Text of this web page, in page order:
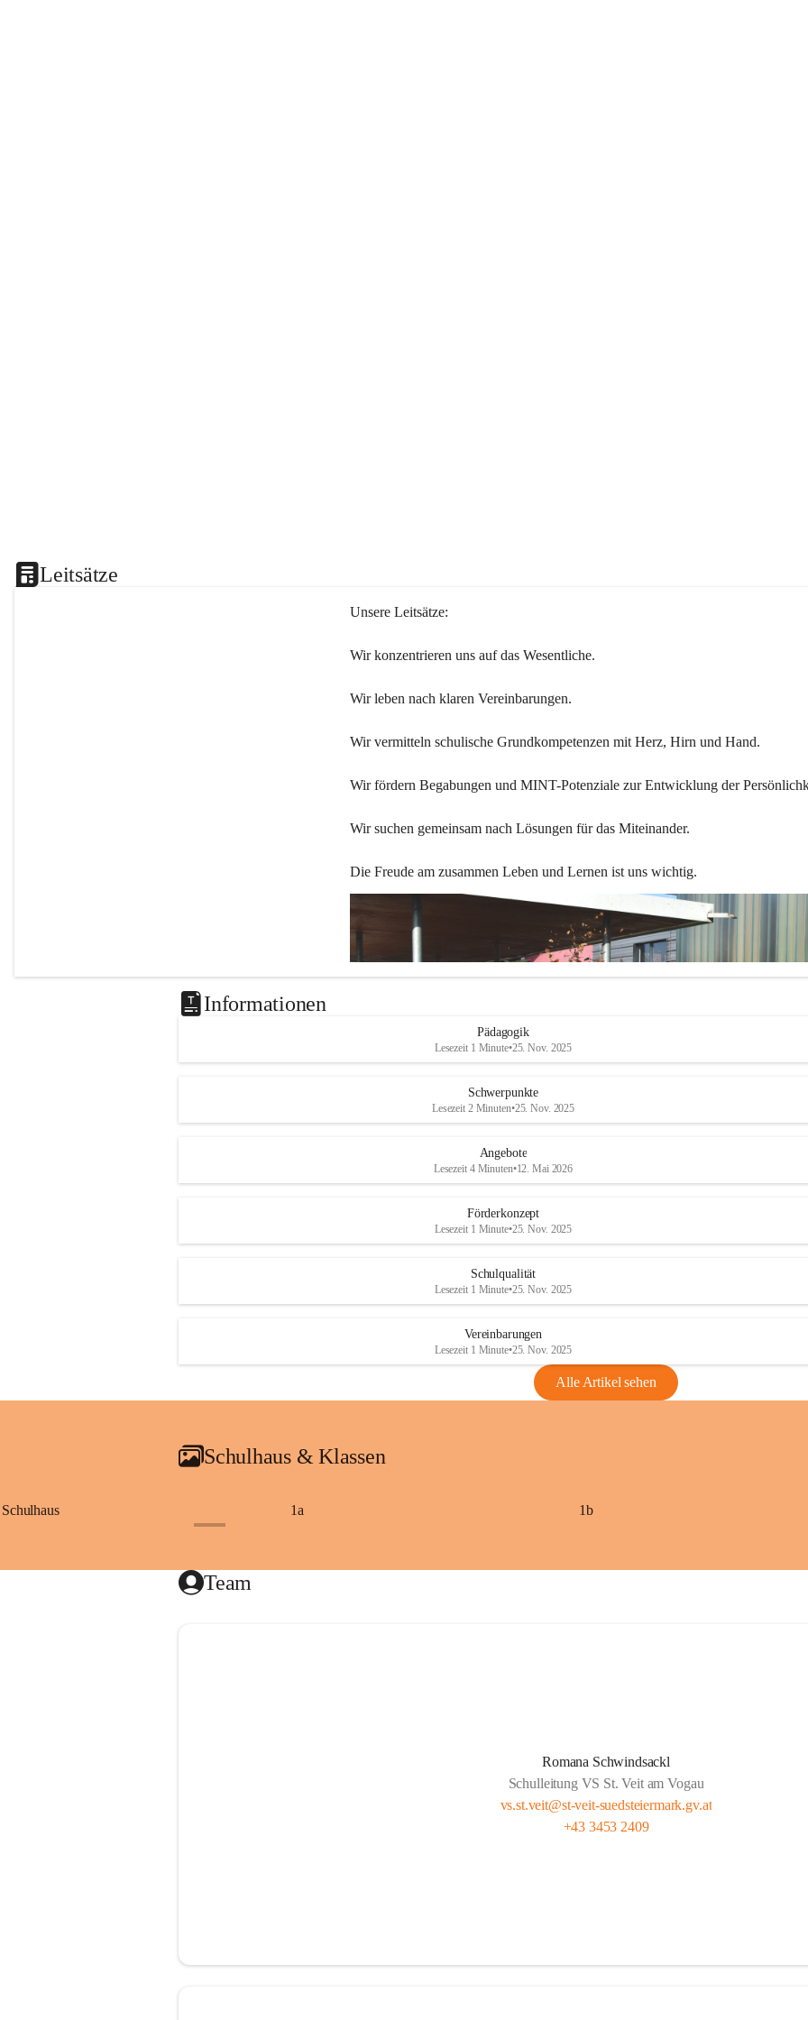
Leitsätze
Unsere Leitsätze:
Wir konzentrieren uns auf das Wesentliche.
Wir leben nach klaren Vereinbarungen.
Wir vermitteln schulische Grundkompetenzen mit Herz, Hirn und Hand.
Wir fördern Begabungen und MINT-Potenziale zur Entwicklung der
Wir suchen gemeinsam nach Lösungen für das Miteinander.
Die Freude am zusammen Leben und Lernen ist uns wichtig.
Informationen
Pädagogik
Lesezeit 1 Minute•25. Nov. 2025
Schwerpunkte
Lesezeit 2 Minuten•25. Nov. 2025
Angebote
Lesezeit 4 Minuten•12. Mai 2026
Förderkonzept
Lesezeit 1 Minute•25. Nov. 2025
Schulqualität
Lesezeit 1 Minute•25. Nov. 2025
Vereinbarungen
Lesezeit 1 Minute•25. Nov. 2025
Alle Artikel sehen
Schulhaus & Klassen
Schulhaus 1a 1b
Team
Romana Schwindsackl
Schulleitung VS St. Veit am Vogau
vs.st.veit@st-veit-suedsteiermark.gv.at
+43 3453 2409